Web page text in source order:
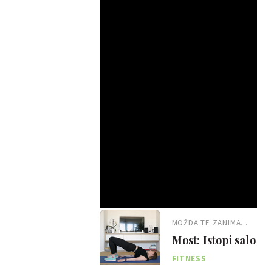
MOŽDA TE ZANIMA...
Most: Istopi
vježbi
FITNESS